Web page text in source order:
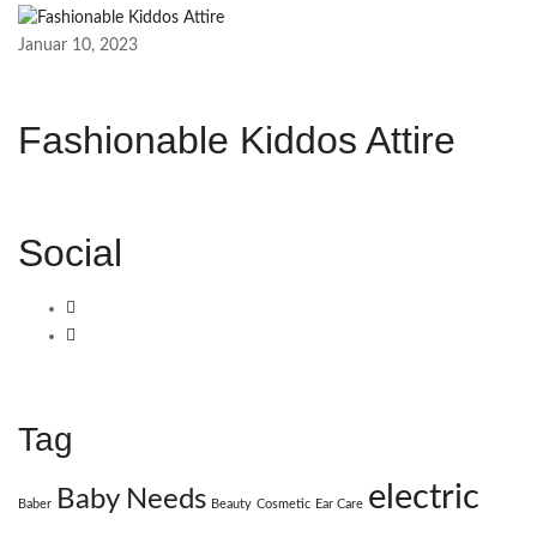
Januar 10, 2023
Fashionable Kiddos Attire
Social
Tag
Baber Baby Needs Beauty Cosmetic Ear Care electric